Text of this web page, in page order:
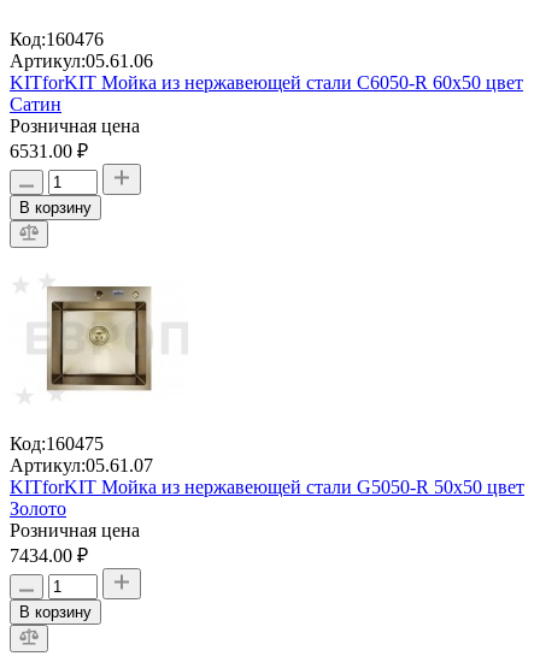
Код:160476
Артикул:05.61.06
KITforKIT Мойка из нержавеющей стали C6050-R 60х50 цвет
Сатин
Розничная цена
6531.00 ₽
В корзину
Код:160475
Артикул:05.61.07
KITforKIT Мойка из нержавеющей стали G5050-R 50х50 цвет
Золото
Розничная цена
7434.00 ₽
В корзину